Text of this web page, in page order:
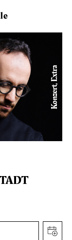
Konzert, Extra